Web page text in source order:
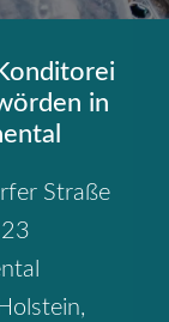
in
Straße
,